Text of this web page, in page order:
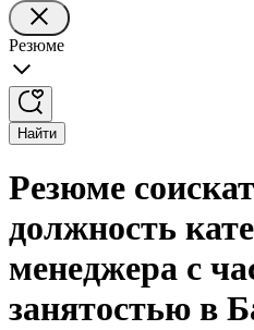
Резюме
Найти
Резюме
должность
менеджера с
занятостью в